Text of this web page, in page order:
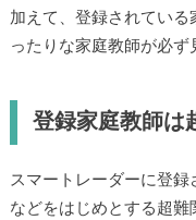
加えて、登録されてい
ったりな家庭教師が必ず
登録家庭教師は
スマートレーダーに登
などをはじめとする超